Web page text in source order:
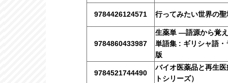
9784426124571 行ってみたい世界の聖
9784860433987
生薬単 ―語源から覚
単語集 : ギリシャ語
版
9784521744490
バイオ医薬品と再生
トシリーズ）